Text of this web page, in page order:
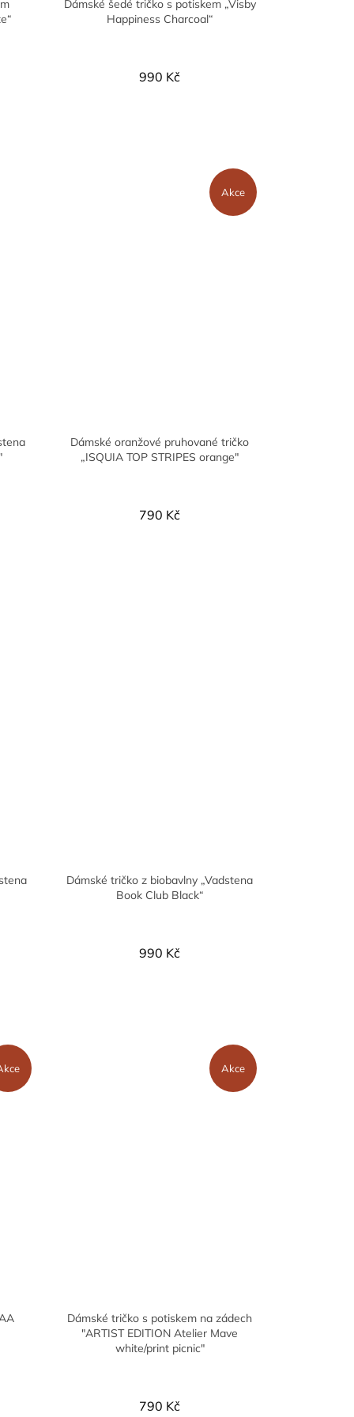
Dámské šedé tričko s potiskem „Visby
Happiness Charcoal“
990 Kč
Akce
Dámské oranžové pruhované tričko
„ISQUIA TOP STRIPES orange"
790 Kč
Dámské tričko z biobavlny „Vadstena
Book Club Black“
990 Kč
Akce
Dámské tričko s potiskem na zádech
"ARTIST EDITION Atelier Mave
white/print picnic"
790 Kč